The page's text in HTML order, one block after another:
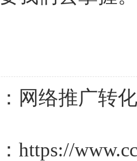
网络推广转
https://